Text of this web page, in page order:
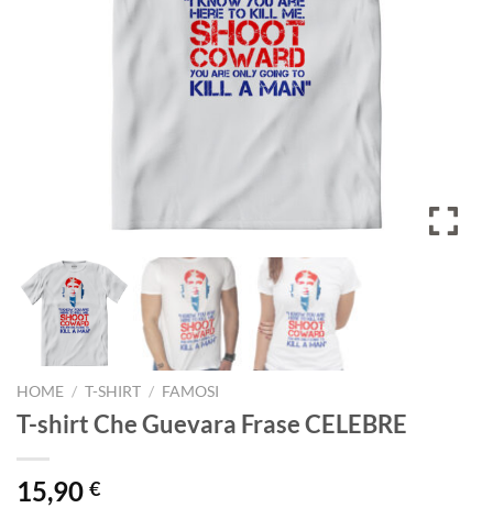
HOME / T-SHIRT / FAMOSI
T-shirt Che Guevara Frase CELEBRE
15,90 €